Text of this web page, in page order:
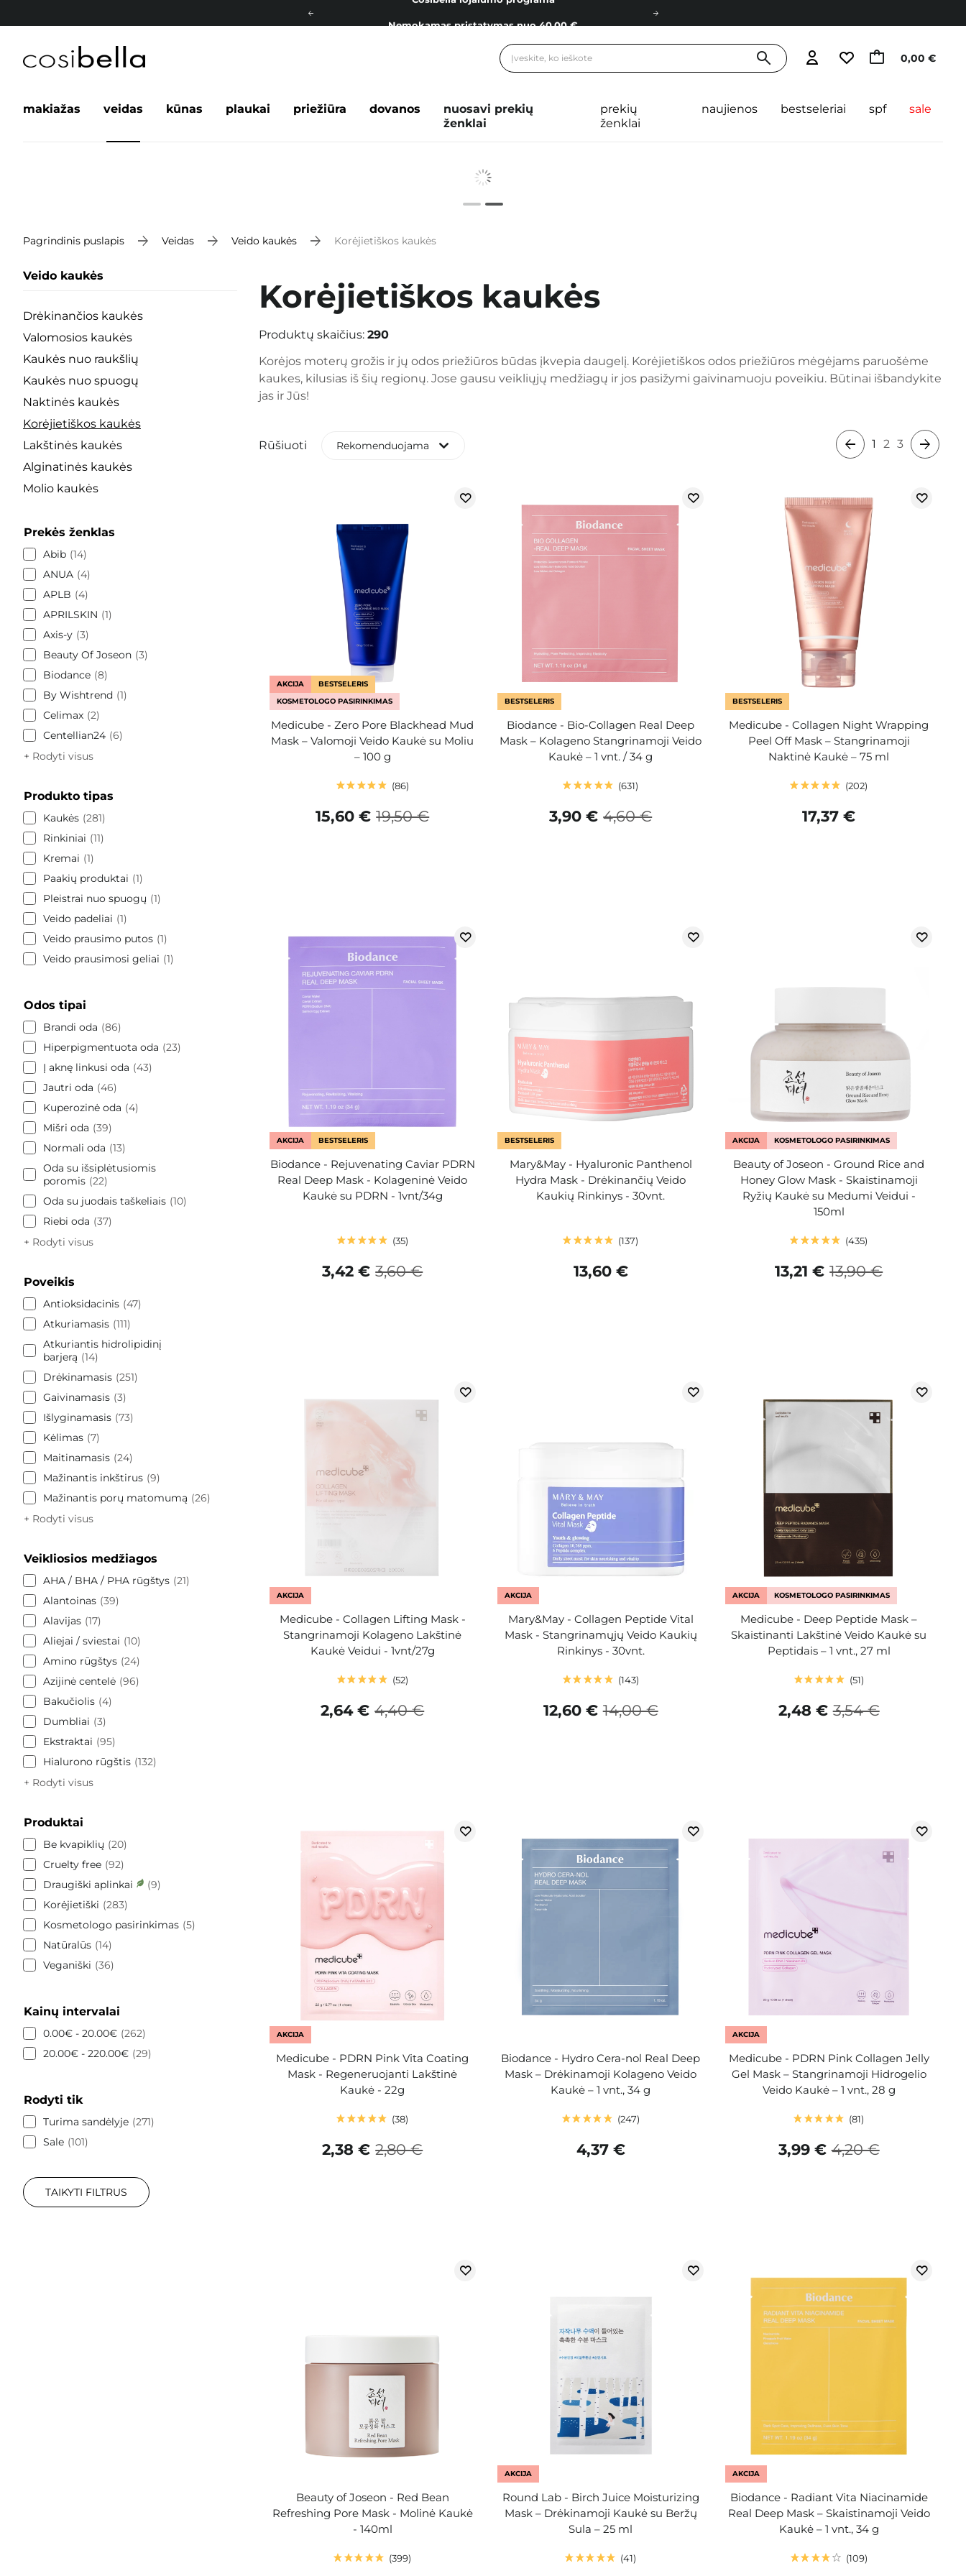
Cosibella lojalumo programa
Dovanų Kortelės
0,00 €
makiažas veidas kūnas plaukai priežiūra dovanos
nuosavi prekių
ženklai
prekių
ženklai
naujienos bestseleriai spf sale
Pagrindinis puslapis Veidas Veido kaukės Korėjietiškos kaukės
Veido kaukės
Drėkinančios kaukės
Valomosios kaukės
Kaukės nuo raukšlių
Kaukės nuo spuogų
Naktinės kaukės
Korėjietiškos kaukės
Lakštinės kaukės
Alginatinės kaukės
Molio kaukės
Prekės ženklas
Abib 14
ANUA 4
APLB
4
APRILSKIN
1
Axis-y 3
Beauty Of Joseon 3
Biodance 8
By Wishtrend 1
Celimax 2
Centellian24 6
+ Rodyti visus
Produkto tipas
Kaukės 281
Rinkiniai
11
Kremai
1
Paakių produktai
1
Pleistrai nuo spuogų
1
Veido padeliai
1
Veido prausimo putos 1
Veido prausimosi geliai
1
Odos tipai
Brandi oda
86
Hiperpigmentuota oda
23
Į aknę linkusi oda
43
Jautri oda
46
Kuperozinė oda
4
Mišri oda
39
Normali oda
13
Oda su išsiplėtusiomis
poromis 22
Oda su juodais taškeliais 10
Riebi oda
37
+ Rodyti visus
Poveikis
Antioksidacinis 47
Atkuriamasis 111
Atkuriantis hidrolipidinį
barjerą
14
Drėkinamasis 251
Gaivinamasis 3
Išlyginamasis 73
Kėlimas 7
Maitinamasis 24
Mažinantis inkštirus 9
Mažinantis porų matomumą
26
+ Rodyti visus
Veikliosios medžiagos
AHA / BHA / PHA rūgštys 21
Alantoinas 39
Alavijas 17
Aliejai / sviestai
10
Amino rūgštys 24
Azijinė centelė 96
Bakučiolis 4
Dumbliai
3
Ekstraktai
95
Hialurono rūgštis 132
+ Rodyti visus
Produktai
Be kvapiklių
20
Cruelty free 92
Draugiški aplinkai
9
Korėjietiški
283
Kosmetologo pasirinkimas 5
Natūralūs 14
Veganiški
36
Kainų intervalai
0.00€ - 20.00€ 262
20.00€ - 220.00€ 29
Rodyti tik
Turima sandėlyje 271
Sale 101
TAIKYTI FILTRUS
Korėjietiškos kaukės
Produktų skaičius: 290
Korėjos moterų grožis ir jų odos priežiūros būdas įkvepia daugelį. Korėjietiškos odos priežiūros mėgėjams paruošėme
kaukes, kilusias iš šių regionų. Jose gausu veikliųjų medžiagų ir jos pasižymi gaivinamuoju poveikiu. Būtinai išbandykite
jas ir Jūs!
Rūšiuoti Rekomenduojama 1 2 3
AKCIJA
BESTSELERIS
KOSMETOLOGO PASIRINKIMAS
Medicube - Zero Pore Blackhead Mud
Mask – Valomoji Veido Kaukė su Moliu
– 100 g
86
19,50 €
15,60 €
BESTSELERIS
Biodance - Bio-Collagen Real Deep
Mask – Kolageno Stangrinamoji Veido
Kaukė – 1 vnt. / 34 g
631
4,60 €
3,90 €
BESTSELERIS
Medicube - Collagen Night Wrapping
Peel Off Mask – Stangrinamoji
Naktinė Kaukė – 75 ml
202
17,37 €
AKCIJA BESTSELERIS
Biodance - Rejuvenating Caviar PDRN
Real Deep Mask - Kolageninė Veido
Kaukė su PDRN - 1vnt/34g
35
3,60 €
3,42 €
BESTSELERIS
Mary&May - Hyaluronic Panthenol
Hydra Mask - Drėkinančių Veido
Kaukių Rinkinys - 30vnt.
137
13,60 €
AKCIJA KOSMETOLOGO PASIRINKIMAS
Beauty of Joseon - Ground Rice and
Honey Glow Mask - Skaistinamoji
Ryžių Kaukė su Medumi Veidui -
150ml
435
13,90 €
13,21 €
AKCIJA
Medicube - Collagen Lifting Mask -
Stangrinamoji Kolageno Lakštinė
Kaukė Veidui - 1vnt/27g
52
4,40 €
2,64 €
AKCIJA
Mary&May - Collagen Peptide Vital
Mask - Stangrinamųjų Veido Kaukių
Rinkinys - 30vnt.
143
14,00 €
12,60 €
AKCIJA KOSMETOLOGO PASIRINKIMAS
Medicube - Deep Peptide Mask –
Skaistinanti Lakštinė Veido Kaukė su
Peptidais – 1 vnt., 27 ml
51
3,54 €
2,48 €
AKCIJA
Medicube - PDRN Pink Vita Coating
Mask - Regeneruojanti Lakštinė
Kaukė - 22g
38
2,80 €
2,38 €
Biodance - Hydro Cera-nol Real Deep
Mask – Drėkinamoji Kolageno Veido
Kaukė – 1 vnt., 34 g
247
4,37 €
AKCIJA
Medicube - PDRN Pink Collagen Jelly
Gel Mask – Stangrinamoji Hidrogelio
Veido Kaukė – 1 vnt., 28 g
81
4,20 €
3,99 €
Beauty of Joseon - Red Bean
Refreshing Pore Mask - Molinė Kaukė
- 140ml
399
AKCIJA
Round Lab - Birch Juice Moisturizing
Mask – Drėkinamoji Kaukė su Beržų
Sula – 25 ml
41
AKCIJA
Biodance - Radiant Vita Niacinamide
Real Deep Mask – Skaistinamoji Veido
Kaukė – 1 vnt., 34 g
109